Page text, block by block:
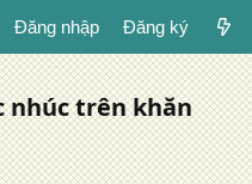
Đăng nhập Đăng ký
nhúc trên khăn